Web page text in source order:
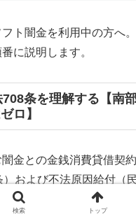
ト闇金を利用中の方へ
に説明します。
条を理解する【南
ロ】
金との金銭消費貸借契
および不法原因給付（
法的には無効です。南部
検索 トップ